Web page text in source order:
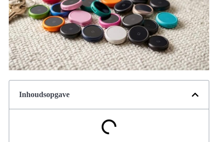
Inhoudsopgave